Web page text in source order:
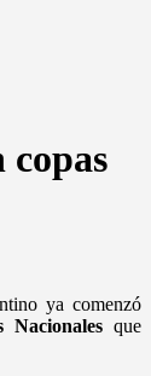
ya comenzó
Nacionales que